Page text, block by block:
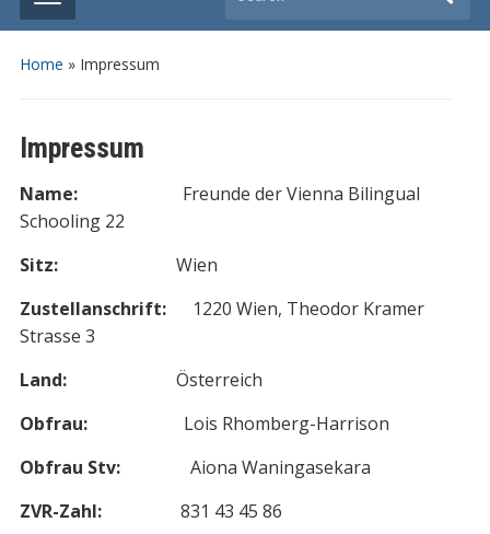
Home » Impressum
Impressum
Name:Freunde der Vienna Bilingual
Schooling 22
Sitz:Wien
Zustellanschrift:1220 Wien, Theodor Kramer
Strasse 3
Land:Österreich
Obfrau:Lois Rhomberg-Harrison
Obfrau Stv:Aiona Waningasekara
ZVR-Zahl: 831 43 45 86